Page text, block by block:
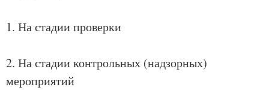
1. На стадии проверки
2. На стадии контрольных (надзорных)
мероприятий